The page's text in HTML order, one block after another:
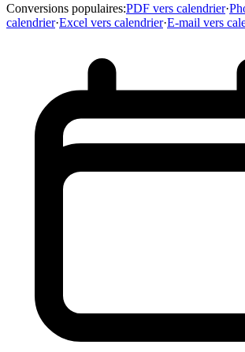
Conversions populaires:PDF vers calendrier·
calendrier·Excel vers calendrier·E-mail vers